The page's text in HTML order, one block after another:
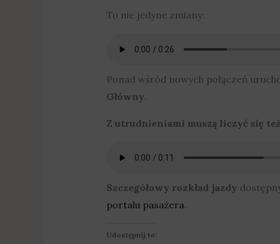
To nie jedyne zmiany:
Ponad wśród nowych połączeń
Główny.
Z utrudnieniami muszą liczyć się
Szczegółowy rozkład jazdy
portalu pasażera.
Udostępnij to: